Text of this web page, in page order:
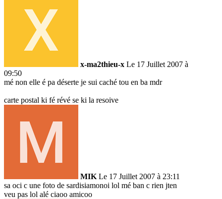
x-ma2thieu-x Le 17 Juillet 2007 à
09:50
mé non elle é pa déserte je sui caché tou en ba mdr
carte postal ki fé révé se ki la resoive
MIK Le 17 Juillet 2007 à 23:11
sa oci c une foto de sardisiamonoi lol mé ban c rien jten
veu pas lol alé ciaoo amicoo